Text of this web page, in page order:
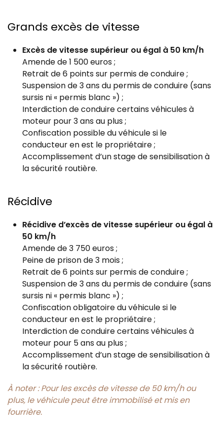
Grands excès de vitesse
Excès de vitesse supérieur ou égal à 50 km/h
Amende de 1 500 euros ;
Retrait de 6 points sur permis de conduire ;
Suspension de 3 ans du permis de conduire (sans
sursis ni « permis blanc ») ;
Interdiction de conduire certains véhicules à
moteur pour 3 ans au plus ;
Confiscation possible du véhicule si le
conducteur en est le propriétaire ;
Accomplissement d’un stage de sensibilisation à
la sécurité routière.
Récidive
Récidive d’excès de vitesse supérieur ou égal à
50 km/h
Amende de 3 750 euros ;
Peine de prison de 3 mois ;
Retrait de 6 points sur permis de conduire ;
Suspension de 3 ans du permis de conduire (sans
sursis ni « permis blanc ») ;
Confiscation obligatoire du véhicule si le
conducteur en est le propriétaire ;
Interdiction de conduire certains véhicules à
moteur pour 5 ans au plus ;
Accomplissement d’un stage de sensibilisation à
la sécurité routière.
À noter : Pour les excès de vitesse de 50 km/h ou
plus, le véhicule peut être immobilisé et mis en
fourrière.